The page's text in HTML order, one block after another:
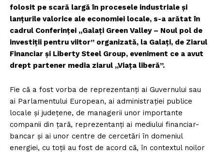
folosit pe scară largă în procesele industriale și
lanțurile valorice ale economiei locale, s-a arătat în
cadrul Conferinței „Galați Green Valley – Noul pol de
investiții pentru viitor” organizată, la Galați, de Ziarul
Financiar și Liberty Steel Group, eveniment ce a avut
drept partener media ziarul „Viața liberă”.
Fie că a fost vorba de reprezentanți ai Guvernului sau
ai Parlamentului European, ai administrației publice
locale și județene, de managerii unor importante
companii din țară, reprezentanți ai mediului financiar-
bancar și ai unor centre de cercetări în domeniul
energiei, cu toții au fost de acord că, în contextul noilor